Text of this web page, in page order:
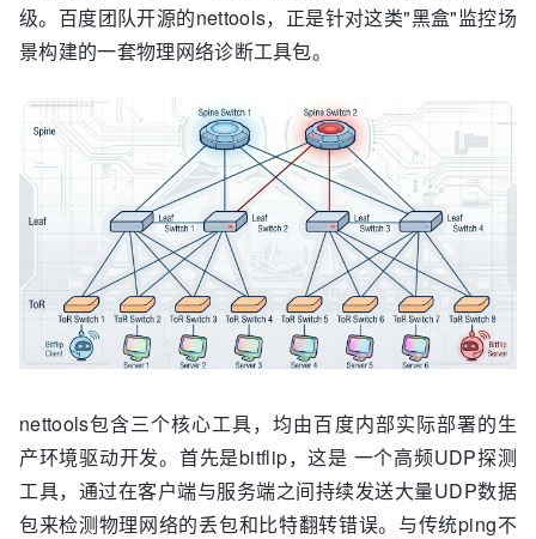
级。百度团队开源的nettools，正是针对这类"黑盒"监控场
景构建的一套物理网络诊断工具包。
nettools包含三个核心工具，均由百度内部实际部署的生
产环境驱动开发。首先是bitflip，这是 一个高频UDP探测
工具，通过在客户端与服务端之间持续发送大量UDP数据
包来检测物理网络的丢包和比特翻转错误。与传统ping不